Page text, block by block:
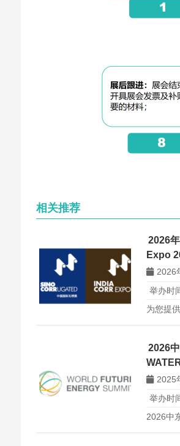
相关推荐
2026
Expo
2026
举办时
为您提
展印度
2026
2025
举办时
2026中